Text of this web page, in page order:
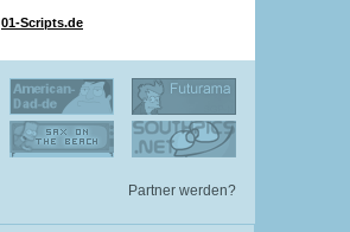
01-Scripts.de
Partner werden?